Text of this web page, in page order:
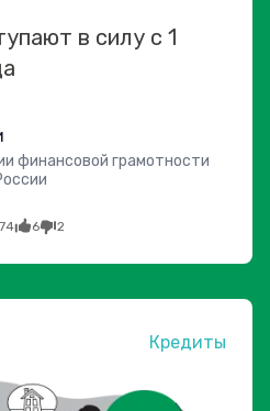
в силу с 1
финансовой грамотности
6 2
Кредиты